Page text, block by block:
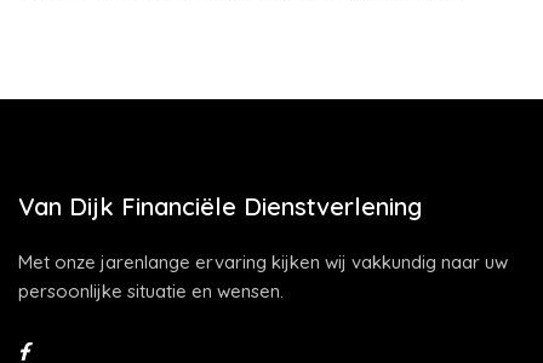
Van Dijk Financiële Dienstverlening
Met onze jarenlange ervaring kijken wij vakkundig naar uw
persoonlijke situatie en wensen.